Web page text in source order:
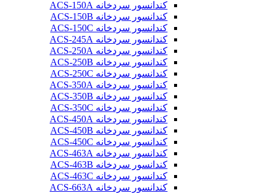
کندانسور سردخانه ACS-150A
کندانسور سردخانه ACS-150B
کندانسور سردخانه ACS-150C
کندانسور سردخانه ACS-245A
کندانسور سردخانه ACS-250A
کندانسور سردخانه ACS-250B
کندانسور سردخانه ACS-250C
کندانسور سردخانه ACS-350A
کندانسور سردخانه ACS-350B
کندانسور سردخانه ACS-350C
کندانسور سردخانه ACS-450A
کندانسور سردخانه ACS-450B
کندانسور سردخانه ACS-450C
کندانسور سردخانه ACS-463A
کندانسور سردخانه ACS-463B
کندانسور سردخانه ACS-463C
کندانسور سردخانه ACS-663A